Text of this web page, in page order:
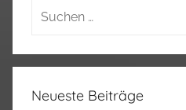
Suchen
Neueste Beiträge